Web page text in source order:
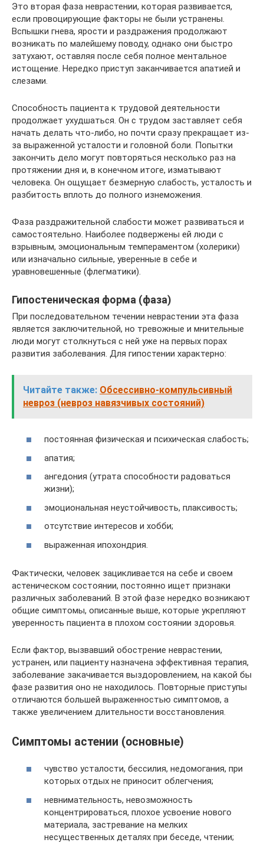
Это вторая фаза неврастении, которая развивается,
если провоцирующие факторы не были устранены.
Вспышки гнева, ярости и раздражения продолжают
возникать по малейшему поводу, однако они быстро
затухают, оставляя после себя полное ментальное
истощение. Нередко приступ заканчивается апатией и
слезами.
Способность пациента к трудовой деятельности
продолжает ухудшаться. Он с трудом заставляет себя
начать делать что-либо, но почти сразу прекращает из-
за выраженной усталости и головной боли. Попытки
закончить дело могут повторяться несколько раз на
протяжении дня и, в конечном итоге, изматывают
человека. Он ощущает безмерную слабость, усталость и
разбитость вплоть до полного изнеможения.
Фаза раздражительной слабости может развиваться и
самостоятельно. Наиболее подвержены ей люди с
взрывным, эмоциональным темпераментом (холерики)
или изначально сильные, уверенные в себе и
уравновешенные (флегматики).
Гипостеническая форма (фаза)
При последовательном течении неврастении эта фаза
является заключительной, но тревожные и мнительные
люди могут столкнуться с ней уже на первых порах
развития заболевания. Для гипостении характерно:
Читайте также: Обсессивно-компульсивный
невроз (невроз навязчивых состояний)
постоянная физическая и психическая слабость;
апатия;
ангедония (утрата способности радоваться
жизни);
эмоциональная неустойчивость, плаксивость;
отсутствие интересов и хобби;
выраженная ипохондрия.
Фактически, человек зацикливается на себе и своем
астеническом состоянии, постоянно ищет признаки
различных заболеваний. В этой фазе нередко возникают
общие симптомы, описанные выше, которые укрепляют
уверенность пациента в плохом состоянии здоровья.
Если фактор, вызвавший обострение неврастении,
устранен, или пациенту назначена эффективная терапия,
заболевание закачивается выздоровлением, на какой бы
фазе развития оно не находилось. Повторные приступы
отличаются большей выраженностью симптомов, а
также увеличением длительности восстановления.
Симптомы астении (основные)
чувство усталости, бессилия, недомогания, при
которых отдых не приносит облегчения;
невнимательность, невозможность
концентрироваться, плохое усвоение нового
материала, застревание на мелких
несущественных деталях при беседе, чтении;